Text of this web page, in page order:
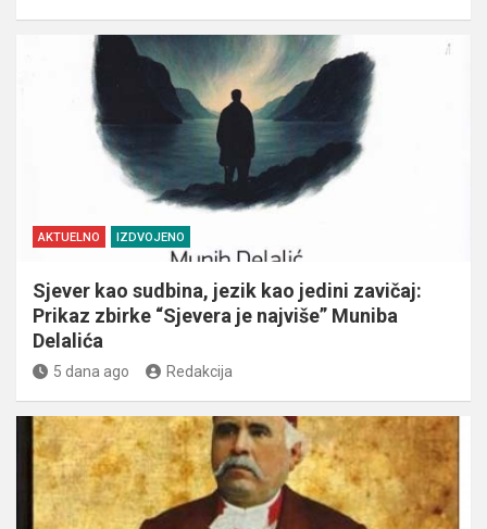
AKTUELNO IZDVOJENO
Sjever kao sudbina, jezik kao jedini zavičaj:
Prikaz zbirke “Sjevera je najviše” Muniba
Delalića
5 dana ago Redakcija